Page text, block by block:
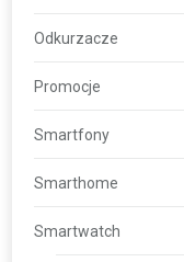
Odkurzacze
Promocje
Smartfony
Smarthome
Smartwatch